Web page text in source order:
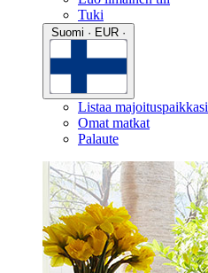
Tuki
Listaa majoituspaikkasi
Omat matkat
Palaute